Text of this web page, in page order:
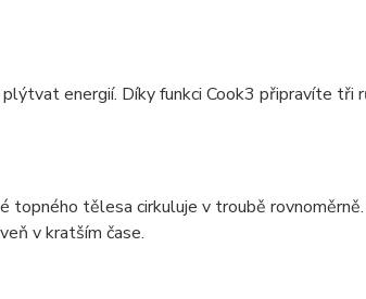
energií. Díky funkci Cook3 připravíte tři
topného tělesa cirkuluje v troubě
v kratším čase.